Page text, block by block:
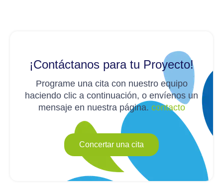
¡Contáctanos para tu Proyecto!
Programe una cita con nuestro equipo
haciendo clic a continuación, o envíenos un
mensaje en nuestra página. contacto
Concertar una cita